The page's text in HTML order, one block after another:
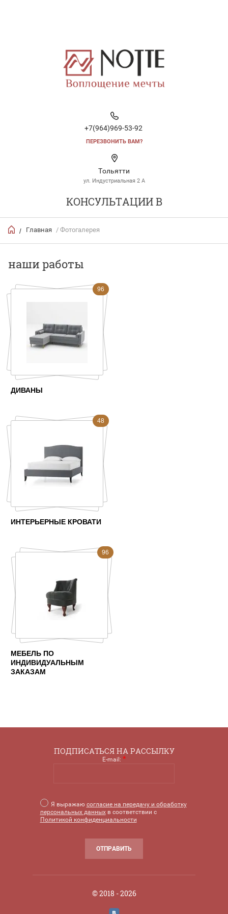
+7(964)969-53-92
ПЕРЕЗВОНИТЬ ВАМ?
Тольятти
ул. Индустриальная 2 А
КОНСУЛЬТАЦИИ В
/ Главная / Фотогалерея
наши работы
96
ДИВАНЫ
48
ИНТЕРЬЕРНЫЕ КРОВАТИ
96
МЕБЕЛЬ ПО
ИНДИВИДУАЛЬНЫМ
ЗАКАЗАМ
ПОДПИСАТЬСЯ НА РАССЫЛКУ
E-mail: *
Я выражаю согласие на передачу и обработку
персональных данныхв соответствии с
Политикой конфиденциальности
ОТПРАВИТЬ
© 2018 - 2026